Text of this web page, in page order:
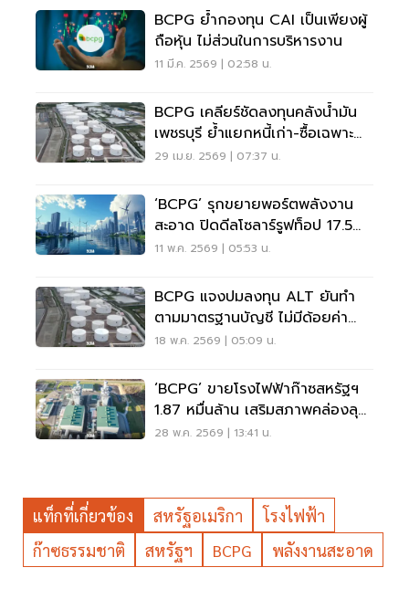
BCPG ย้ำกองทุน CAI เป็นเพียงผู้
ถือหุ้น ไม่ส่วนในการบริหารงาน
11 มี.ค. 2569 | 02:58 น.
BCPG เคลียร์ชัดลงทุนคลังน้ำมัน
เพชรบุรี ย้ำแยกหนี้เก่า-ซื้อเฉพาะ
สินทรัพย์ธุรกิจ
29 เม.ย. 2569 | 07:37 น.
‘BCPG’ รุกขยายพอร์ตพลังงาน
สะอาด ปิดดีลโซลาร์รูฟท็อป 17.5
เมกฯ
11 พ.ค. 2569 | 05:53 น.
BCPG แจงปมลงทุน ALT ยันทำ
ตามมาตรฐานบัญชี ไม่มีด้อยค่า
สินทรัพย์
18 พ.ค. 2569 | 05:09 น.
‘BCPG’ ขายโรงไฟฟ้าก๊าซสหรัฐฯ
1.87 หมื่นล้าน เสริมสภาพคล่องลุย
ลงทุนใหม่
28 พ.ค. 2569 | 13:41 น.
แท็กที่เกี่ยวข้อง สหรัฐอเมริกา
โรงไฟฟ้า
ก๊าซธรรมชาติ
สหรัฐฯ BCPG พลังงานสะอาด